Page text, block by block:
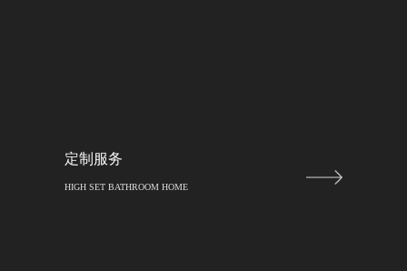
定制服务
HIGH SET BATHROOM HOME